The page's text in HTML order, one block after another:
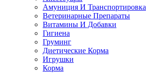
Амуниция И Транспортировка
Ветеринарные Препараты
Витамины И Добавки
Гигиена
Груминг
Диетические Корма
Игрушки
Корма